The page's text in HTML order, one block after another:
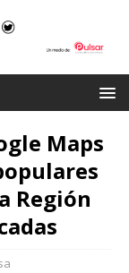
Maps
Región